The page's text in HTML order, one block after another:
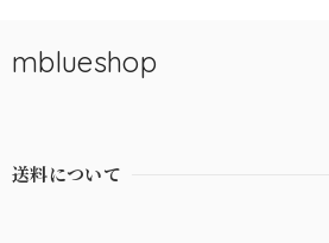
mblueshop
送料について